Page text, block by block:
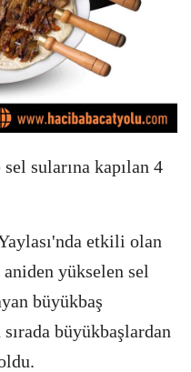
sularına kapılan 4
etkili olan
aniden yükselen sel
büyükbaş
büyükbaşlardan